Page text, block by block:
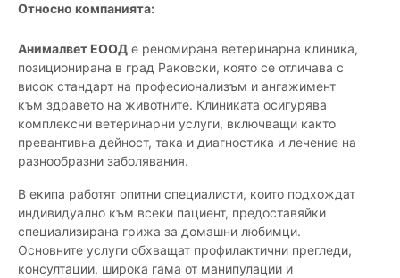
Относно компанията:
Анималвет ЕООД е реномирана ветеринарна клиника,
позиционирана в град Раковски, която се отличава с
висок стандарт на професионализъм и ангажимент
към здравето на животните. Клиниката осигурява
комплексни ветеринарни услуги, включващи както
превантивна дейност, така и диагностика и лечение на
разнообразни заболявания.
В екипа работят опитни специалисти, които подхождат
индивидуално към всеки пациент, предоставяйки
специализирана грижа за домашни любимци.
Основните услуги обхващат профилактични прегледи,
консултации, широка гама от манипулации и